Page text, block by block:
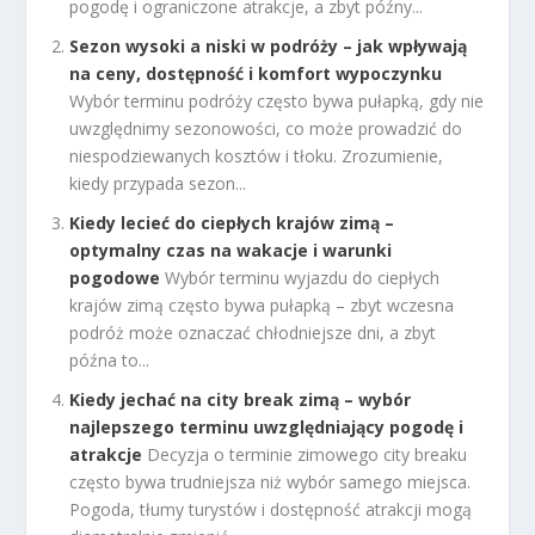
pogodę i ograniczone atrakcje, a zbyt późny...
Sezon wysoki a niski w podróży – jak wpływają
na ceny, dostępność i komfort wypoczynku
Wybór terminu podróży często bywa pułapką, gdy nie
uwzględnimy sezonowości, co może prowadzić do
niespodziewanych kosztów i tłoku. Zrozumienie,
kiedy przypada sezon...
Kiedy lecieć do ciepłych krajów zimą –
optymalny czas na wakacje i warunki
pogodowe Wybór terminu wyjazdu do ciepłych
krajów zimą często bywa pułapką – zbyt wczesna
podróż może oznaczać chłodniejsze dni, a zbyt
późna to...
Kiedy jechać na city break zimą – wybór
najlepszego terminu uwzględniający pogodę i
atrakcje Decyzja o terminie zimowego city breaku
często bywa trudniejsza niż wybór samego miejsca.
Pogoda, tłumy turystów i dostępność atrakcji mogą